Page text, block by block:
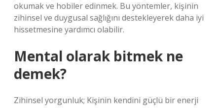
okumak ve hobiler edinmek. Bu yöntemler, kişinin
zihinsel ve duygusal sağlığını destekleyerek daha iyi
hissetmesine yardımcı olabilir.
Mental olarak bitmek ne
demek?
Zihinsel yorgunluk; Kişinin kendini güçlü bir enerji